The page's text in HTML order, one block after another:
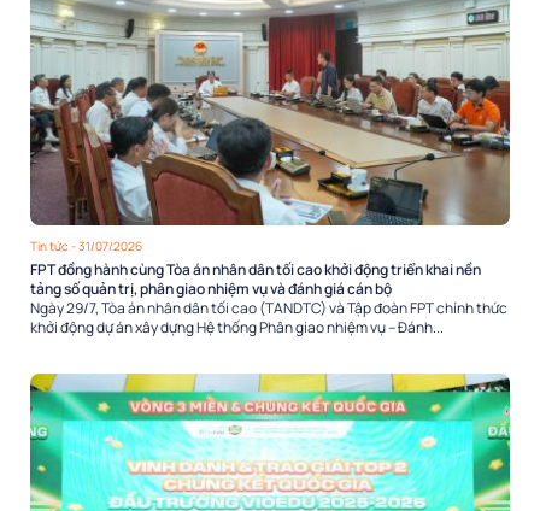
Tin tức - 31/07/2026
FPT đồng hành cùng Tòa án nhân dân tối cao khởi động triển khai nền
tảng số quản trị, phân giao nhiệm vụ và đánh giá cán bộ
Ngày 29/7, Tòa án nhân dân tối cao (TANDTC) và Tập đoàn FPT chính thức
khởi động dự án xây dựng Hệ thống Phân giao nhiệm vụ – Đánh...